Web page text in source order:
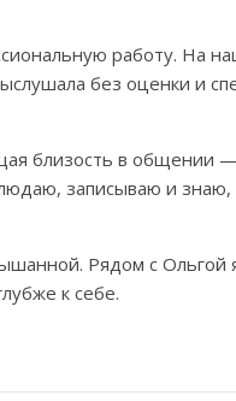
работу. На
без оценки и
близость в
записываю и знаю,
Рядом с
к себе.